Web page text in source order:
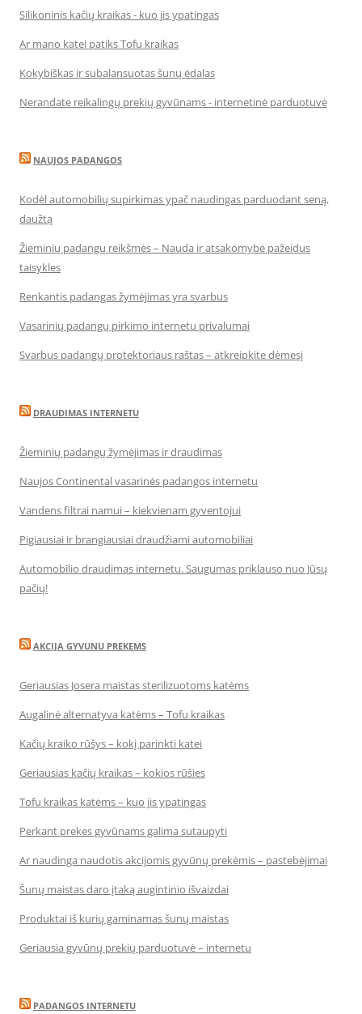
Silikoninis kačių kraikas - kuo jis ypatingas
Ar mano katei patiks Tofu kraikas
Kokybiškas ir subalansuotas šunų ėdalas
Nerandate reikalingų prekių gyvūnams - internetinė parduotuvė
NAUJOS PADANGOS
Kodėl automobilių supirkimas ypač naudingas parduodant seną,
daužtą
Žieminių padangų reikšmės – Nauda ir atsakomybė pažeidus
taisykles
Renkantis padangas žymėjimas yra svarbus
Vasarinių padangų pirkimo internetu privalumai
Svarbus padangų protektoriaus raštas – atkreipkite dėmesį
DRAUDIMAS INTERNETU
Žieminių padangų žymėjimas ir draudimas
Naujos Continental vasarinės padangos internetu
Vandens filtrai namui – kiekvienam gyventojui
Pigiausiai ir brangiausiai draudžiami automobiliai
Automobilio draudimas internetu. Saugumas priklauso nuo Jūsų
pačių!
AKCIJA GYVUNU PREKEMS
Geriausias Josera maistas sterilizuotoms katėms
Augalinė alternatyva katėms – Tofu kraikas
Kačių kraiko rūšys – kokį parinkti katei
Geriausias kačių kraikas – kokios rūšies
Tofu kraikas katėms – kuo jis ypatingas
Perkant prekes gyvūnams galima sutaupyti
Ar naudinga naudotis akcijomis gyvūnų prekėmis – pastebėjimai
Šunų maistas daro įtaką augintinio išvaizdai
Produktai iš kurių gaminamas šunų maistas
Geriausia gyvūnų prekių parduotuvė – internetu
PADANGOS INTERNETU